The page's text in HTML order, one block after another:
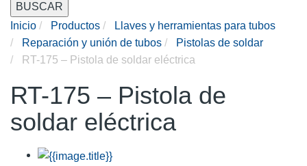
BUSCAR
Inicio
Productos
Llaves y herramientas para tubos
Reparación y unión de tubos
Pistolas de soldar
RT-175 – Pistola de soldar eléctrica
RT-175 – Pistola de
soldar eléctrica